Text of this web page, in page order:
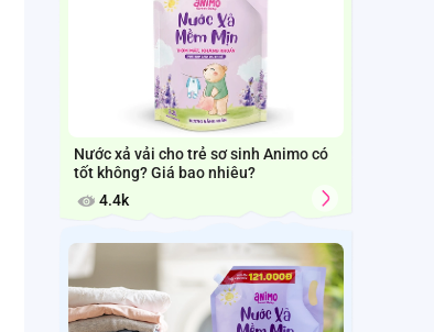
Nước xả vải cho trẻ sơ sinh Animo có
tốt không? Giá bao nhiêu?
4.4k